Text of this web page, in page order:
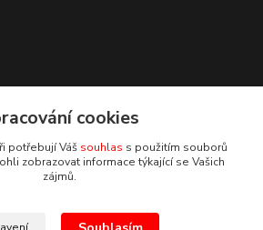
cookies
potřebují Váš souhlas s použitím souborů
zobrazovat informace týkající se Vašich
zájmů.